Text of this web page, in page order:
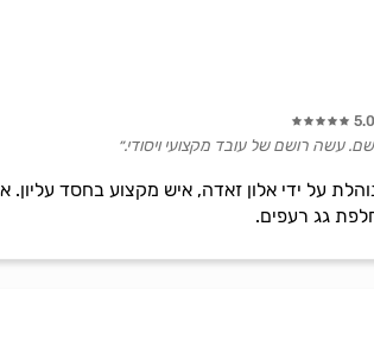
על ידי אלון זאדה, איש מקצוע בחסד
גג רעפים.
עשה רושם של עובד מקצועי ויסודי.״